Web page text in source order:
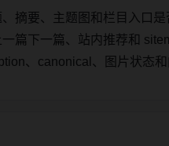
摘要、主题图和栏目入口是
篇下一篇、站内推荐和
、canonical、图片状态和